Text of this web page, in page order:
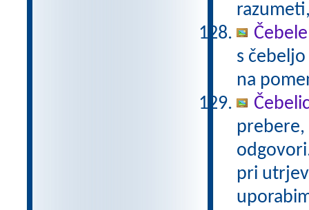
Čebele
s
na
prebere,
pri